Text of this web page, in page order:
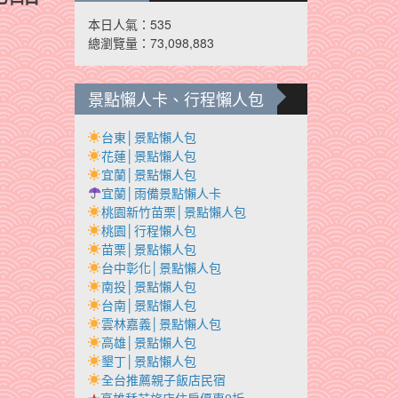
本日人氣：535
總瀏覽量：73,098,883
景點懶人卡、行程懶人包
台東│景點懶人包
花蓮│景點懶人包
宜蘭│景點懶人包
宜蘭│雨備景點懶人卡
桃園新竹苗栗│景點懶人包
桃園│行程懶人包
苗栗│景點懶人包
台中彰化│景點懶人包
南投│景點懶人包
台南│景點懶人包
雲林嘉義│景點懶人包
高雄│景點懶人包
墾丁│景點懶人包
全台推薦親子飯店民宿